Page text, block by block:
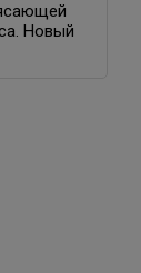
Новый